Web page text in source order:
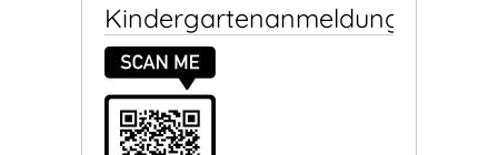
Kindergartenanmeldung